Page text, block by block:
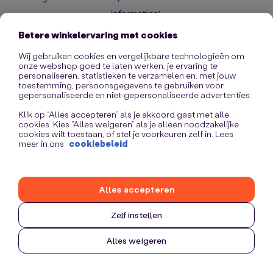
information).
Betere winkelervaring met cookies
Wij gebruiken cookies en vergelijkbare technologieën om
onze webshop goed te laten werken, je ervaring te
personaliseren, statistieken te verzamelen en, met jouw
toestemming, persoonsgegevens te gebruiken voor
gepersonaliseerde en niet-gepersonaliseerde advertenties.
Klik op “Alles accepteren” als je akkoord gaat met alle
cookies. Kies “Alles weigeren” als je alleen noodzakelijke
cookies wilt toestaan, of stel je voorkeuren zelf in. Lees
meer in ons cookiebeleid
Zelf instellen
Alles weigeren
Alles accepteren